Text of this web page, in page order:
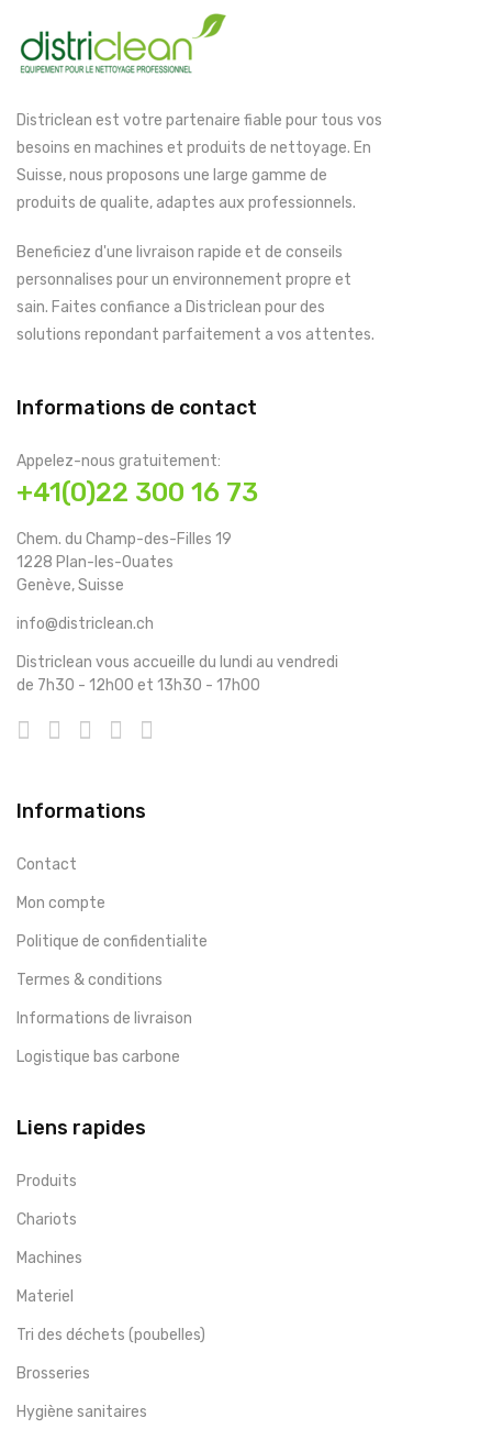
Districlean est votre partenaire fiable pour tous vos
besoins en machines et produits de nettoyage. En
Suisse, nous proposons une large gamme de
produits de qualite, adaptes aux professionnels.
Beneficiez d'une livraison rapide et de conseils
personnalises pour un environnement propre et
sain. Faites confiance a Districlean pour des
solutions repondant parfaitement a vos attentes.
Informations de contact
Appelez-nous gratuitement:
+41(0)22 300 16 73
Chem. du Champ-des-Filles 19
1228 Plan-les-Ouates
Genève, Suisse
info@districlean.ch
Districlean vous accueille du lundi au vendredi
de 7h30 - 12h00 et 13h30 - 17h00
Informations
Contact
Mon compte
Politique de confidentialite
Termes & conditions
Informations de livraison
Logistique bas carbone
Liens rapides
Produits
Chariots
Machines
Materiel
Tri des déchets (poubelles)
Brosseries
Hygiène sanitaires